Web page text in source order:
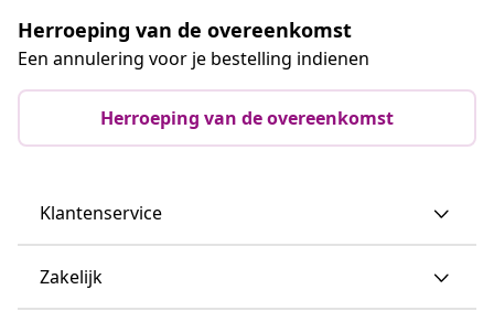
Herroeping van de overeenkomst
Een annulering voor je bestelling indienen
Herroeping van de overeenkomst
Klantenservice
Zakelijk